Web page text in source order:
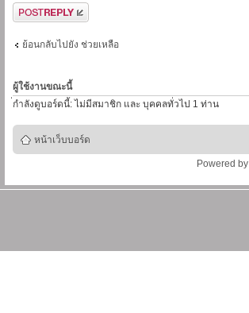
ตอบกระทู้
ย้อนกลับไปยัง ช่วยเหลือ
ผู้ใช้งานขณะนี้
่กำลังดูบอร์ดนี้: ไม่มีสมาชิก และ บุคคลทั่วไป 1 ท่าน
หน้าเว็บบอร์ด
Powered by